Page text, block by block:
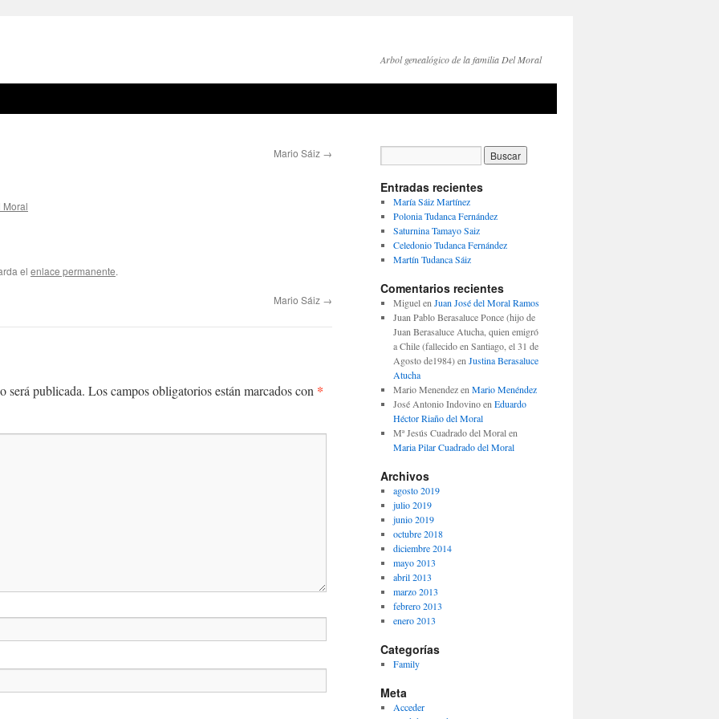
Arbol genealógico de la familia Del Moral
Mario Sáiz →
Moral
el enlace permanente.
Mario Sáiz →
será publicada. Los campos obligatorios están marcados con *
Entradas recientes
María Sáiz Martínez
Polonia Tudanca Fernández
Saturnina Tamayo Saiz
Celedonio Tudanca Fernández
Martín Tudanca Sáiz
Comentarios recientes
Miguelen Juan José del Moral Ramos
Juan Pablo Berasaluce Ponce (hijo de
Juan Berasaluce Atucha, quien emigró
a Chile (fallecido en Santiago, el 31 de
Agosto de1984)en Justina Berasaluce
Atucha
Mario Menendezen Mario Menéndez
José Antonio Indovinoen Eduardo
Héctor Riaño del Moral
Mª Jesús Cuadrado del Moralen
Maria Pilar Cuadrado del Moral
Archivos
agosto 2019
julio 2019
junio 2019
octubre 2018
diciembre 2014
mayo 2013
abril 2013
marzo 2013
febrero 2013
enero 2013
Categorías
Family
Meta
Acceder